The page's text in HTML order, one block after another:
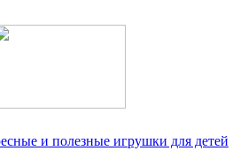
и полезные игрушки для детей